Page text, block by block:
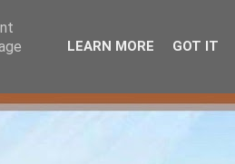
LEARN MORE GOT IT